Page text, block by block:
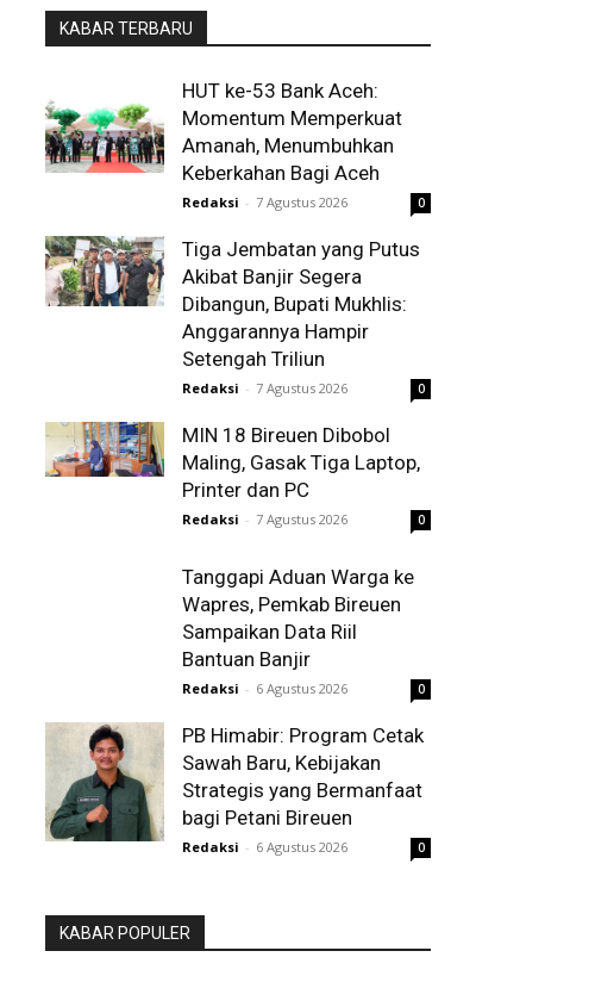
KABAR TERBARU
HUT ke-53 Bank Aceh:
Momentum Memperkuat
Amanah, Menumbuhkan
Keberkahan Bagi Aceh
Redaksi - 7 Agustus 2026 0
Tiga Jembatan yang Putus
Akibat Banjir Segera
Dibangun, Bupati Mukhlis:
Anggarannya Hampir
Setengah Triliun
Redaksi - 7 Agustus 2026 0
MIN 18 Bireuen Dibobol
Maling, Gasak Tiga Laptop,
Printer dan PC
Redaksi - 7 Agustus 2026 0
Tanggapi Aduan Warga ke
Wapres, Pemkab Bireuen
Sampaikan Data Riil
Bantuan Banjir
Redaksi - 6 Agustus 2026 0
PB Himabir: Program Cetak
Sawah Baru, Kebijakan
Strategis yang Bermanfaat
bagi Petani Bireuen
Redaksi - 6 Agustus 2026 0
KABAR POPULER